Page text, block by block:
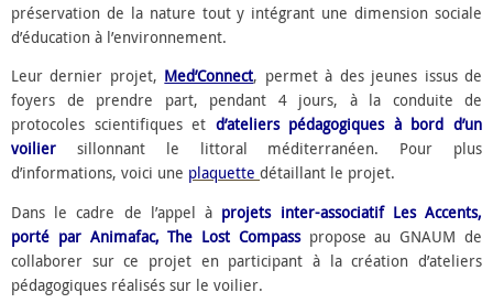
préservation de la nature tout y intégrant une dimension sociale
d’éducation à l’environnement.
Leur dernier projet, Med’Connect, permet à des jeunes issus de
foyers de prendre part, pendant 4 jours, à la conduite de
protocoles scientifiques et d’ateliers pédagogiques à bord d’un
voilier
sillonnant le littoral méditerranéen. Pour plus
d’informations, voici une plaquette détaillant le projet.
Dans le cadre de l’appel à projets inter-associatif Les Accents,
porté par Animafac, The Lost Compass propose au GNAUM de
collaborer sur ce projet en participant à la création d’ateliers
pédagogiques réalisés sur le voilier.